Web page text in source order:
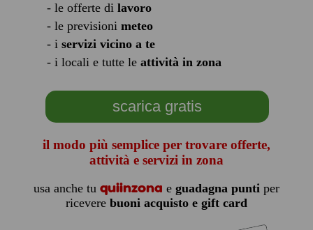
- le offerte di lavoro
- le previsioni meteo
- i servizi vicino a te
- i locali e tutte le attività in zona
scarica gratis
il modo più semplice per trovare offerte,
attività e servizi in zona
usa anche tu quiinzona e guadagna puntiper
ricevere buoni acquisto e gift card